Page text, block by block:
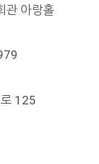
관 아랑홀
125